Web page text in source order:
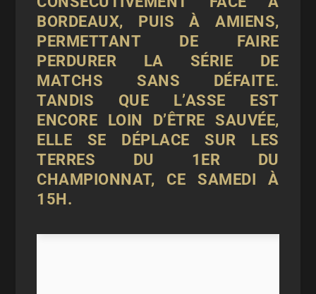
BORDEAUX, PUIS À AMIENS,
PERMETTANT DE FAIRE
PERDURER LA SÉRIE DE
MATCHS SANS DÉFAITE.
TANDIS QUE L’ASSE EST
ENCORE LOIN D’ÊTRE SAUVÉE,
ELLE SE DÉPLACE SUR LES
TERRES DU 1 ER DU
CHAMPIONNAT, CE SAMEDI À
15H.